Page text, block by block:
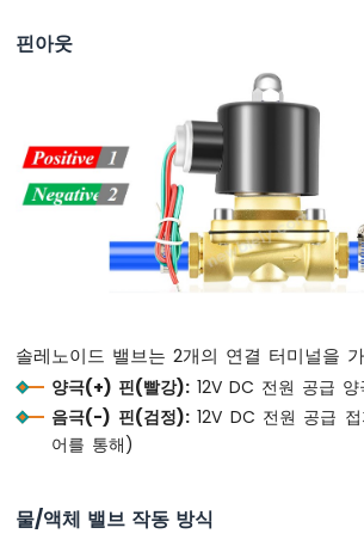
이
Super
Mini
-
더
ESP32
C3
Super
토
핀아웃
솔레노이드 밸브는 2개의 연결 터미널을
양극(+) 핀(빨강): 12V DC 전원 공급
음극(-) 핀(검정):12V DC 전원 공급
어를 통해)
물/액체 밸브 작동 방식